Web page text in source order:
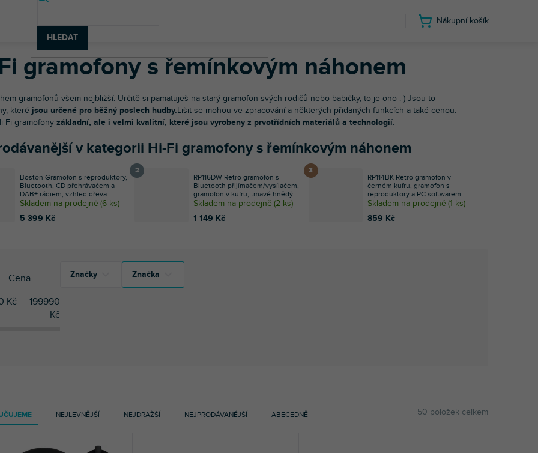
HLEDAT
Nákupní košík
Hi-Fi gramofony
gramofony s řemínkovým náhonem
gramofonů všem nejbližší. Určitě si pamatuješ na starý gramofon svých rodičů nebo babičky, to je ono :-) Jsou to
které jsou určené pro běžný poslech hudby.Lišit se mohou ve zpracování a některých přidaných funkcích a také cenou.
Fi gramofony základní, ale i velmi kvalitní, které jsou vyrobeny z prvotřídních materiálů a technologií.
v kategorii Hi-Fi gramofony s řemínkovým náhonem
Boston Gramofon s reproduktory,
Bluetooth, CD přehrávačem a
DAB+ rádiem, vzhled dřeva
Skladem na prodejně (6 ks)
5 399 Kč
RP116DW Retro gramofon s
Bluetooth přijímačem/vysílačem,
gramofon v kufru, tmavě hnědý
Skladem na prodejně (2 ks)
1 149 Kč
RP114BK Retro gramofon v
černém kufru, gramofon s
reproduktory a PC softwarem
Skladem na prodejně (1 ks)
859 Kč
NEJLEVNĚJŠÍ NEJDRAŽŠÍ NEJPRODÁVANĚJŠÍ ABECEDNĚ 50 položek celkem
Cena
Kč
199990
Kč
Značky
FiiO
Značka
FiiO